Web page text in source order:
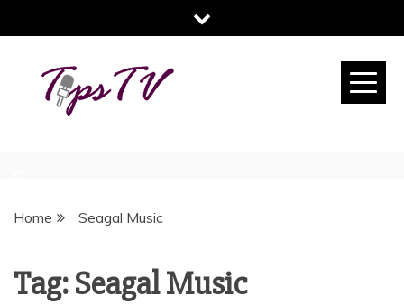
to
Home Seagal Music
Tag:Seagal Music